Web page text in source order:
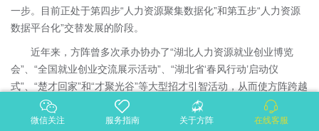
一步。目前正处于第四步“人力资源聚集数据化”和第五步“人力资源
数据平台化”交替发展的阶段。
近年来，方阵曾多次承办协办了“湖北人力资源就业创业博览
会”、“全国就业创业交流展示活动”、“湖北省‘春风行动’启动仪
式”、“楚才回家”和“才聚光谷”等大型招才引智活动，从而使方阵跨越
到一个高速度、高质量发展的新阶段。
方阵在10多年奋斗史上刻录了自己的发展轨迹：一是争做业内
微信关注 服务指南 关于方阵 在线客服